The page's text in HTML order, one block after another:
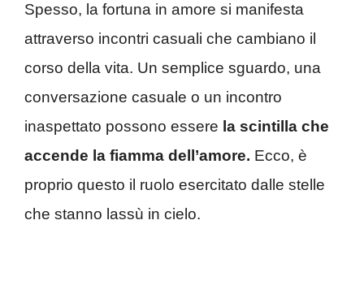
Spesso, la fortuna in amore si manifesta
attraverso incontri casuali che cambiano il
corso della vita. Un semplice sguardo, una
conversazione casuale o un incontro
inaspettato possono essere la scintilla che
accende la fiamma dell’amore. Ecco, è
proprio questo il ruolo esercitato dalle stelle
che stanno lassù in cielo.